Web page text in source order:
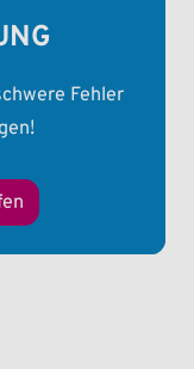
Fehler